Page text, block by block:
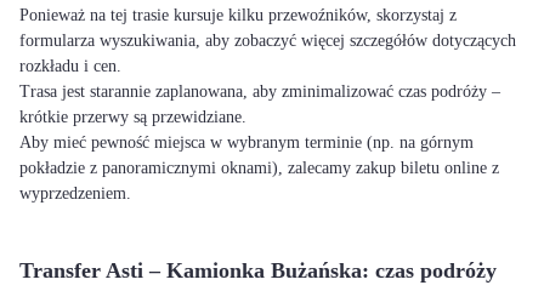
Ponieważ na tej trasie kursuje kilku przewoźników, skorzystaj z
formularza wyszukiwania, aby zobaczyć więcej szczegółów dotyczących
rozkładu i cen.
Trasa jest starannie zaplanowana, aby zminimalizować czas podróży –
krótkie przerwy są przewidziane.
Aby mieć pewność miejsca w wybranym terminie (np. na górnym
pokładzie z panoramicznymi oknami), zalecamy zakup biletu online z
wyprzedzeniem.
Transfer Asti – Kamionka Bużańska: czas podróży